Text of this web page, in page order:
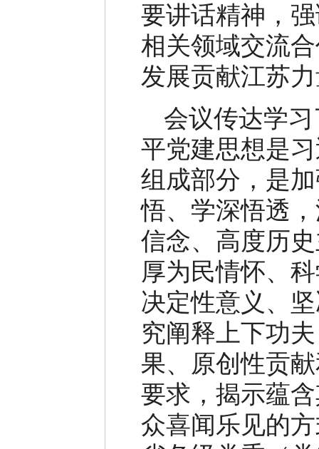
要讲话精神，
相关领域交流
发展贡献江苏
会议传达学
平党建思想是
组成部分，是
悟、学深悟透
信念、高度历
厚为民情怀、
决定性意义、
究阐释上下功
果、原创性贡
要求，揭示蕴
众喜闻乐见的